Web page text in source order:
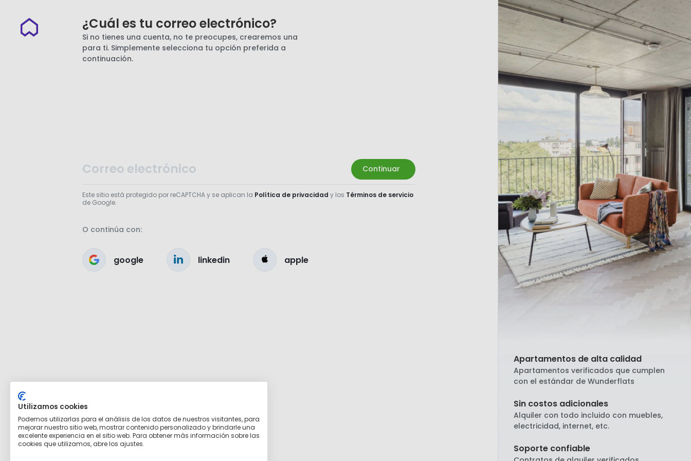
¿Cuál es tu correo electrónico?
Si no tienes una cuenta, no te preocupes, crearemos una
para ti. Simplemente selecciona tu opción preferida a
continuación.
Continuar
Este sitio está protegido por reCAPTCHA y se aplican la Política de privacidad y los Términos de servicio
de Google.
O continúa con:
google linkedin apple
Apartamentos de alta calidad
Apartamentos verificados que cumplen
con el estándar de Wunderflats
Sin costos adicionales
Alquiler con todo incluido con muebles,
electricidad, internet, etc.
Soporte confiable
Utilizamos cookies
Podemos utilizarlas para el análisis de los datos de nuestros visitantes, para
mejorar nuestro sitio web, mostrar contenido personalizado y brindarle una
excelente experiencia en el sitio web. Para obtener más información sobre las
cookies que utilizamos, abre los ajustes.